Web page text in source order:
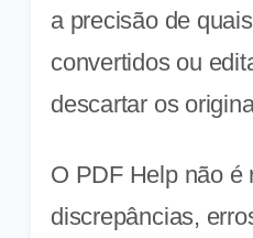
a precisão de
convertidos ou
descartar os
O PDF Help não é
discrepâncias,